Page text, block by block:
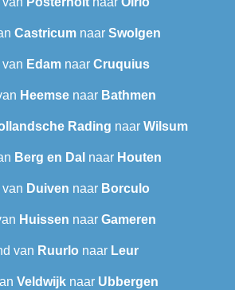
Castricum naar Swolgen
Edamnaar Cruquius
Heemsenaar Bathmen
Rading naar Wilsum
Berg en Dal naar Houten
Duiven naar Borculo
Huissen naar Gameren
van Ruurlo naar Leur
Veldwijk naar Ubbergen